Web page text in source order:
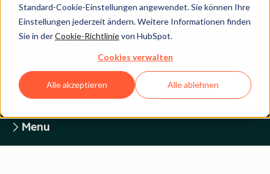
Standard-Cookie-Einstellungen angewendet. Sie können Ihre
Einstellungen jederzeit ändern. Weitere Informationen finden
Sie in derCookie-Richtlinievon HubSpot.
Cookies verwalten
Alle akzeptieren Alle ablehnen
Zurück zum Überblick über die
Menu